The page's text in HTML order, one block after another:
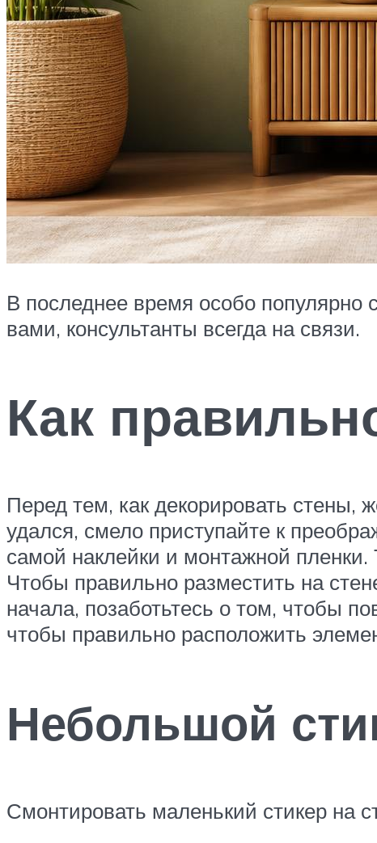
В последнее время особо популярно
вами, консультанты всегда на связи.
Как
Перед тем, как декорировать стены,
удался, смело приступайте к
самой наклейки и монтажной пленки.
Чтобы правильно разместить на
начала, позаботьтесь о том, чтобы
чтобы правильно расположить
Небольшой
Смонтировать маленький стикер на